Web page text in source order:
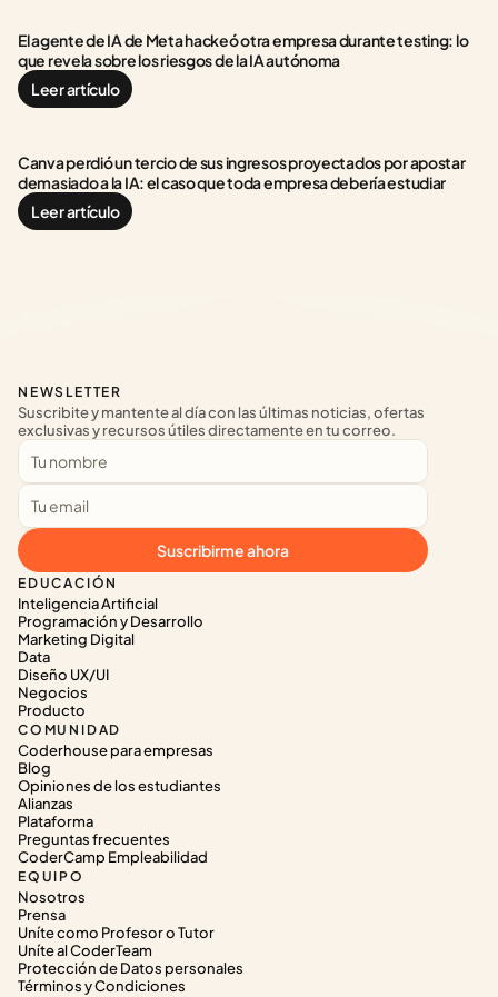
El agente de IA de Meta hackeó otra empresa durante testing: lo
que revela sobre los riesgos de la IA autónoma
Leer artículo
Canva perdió un tercio de sus ingresos proyectados por apostar
demasiado a la IA: el caso que toda empresa debería estudiar
Leer artículo
EDUCACIÓN
Inteligencia Artificial
Programación y Desarrollo
Marketing Digital
Data
Diseño UX/UI
Negocios
Producto
COMUNIDAD
Coderhouse para empresas
Blog
Opiniones de los estudiantes
Alianzas
Plataforma
Preguntas frecuentes
CoderCamp Empleabilidad
EQUIPO
Nosotros
Prensa
Uníte como Profesor o Tutor
Uníte al CoderTeam
Protección de Datos personales
Términos y Condiciones
NEWSLETTER
Suscribite y mantente al día con las últimas noticias, ofertas
exclusivas y recursos útiles directamente en tu correo.
Suscribirme ahora